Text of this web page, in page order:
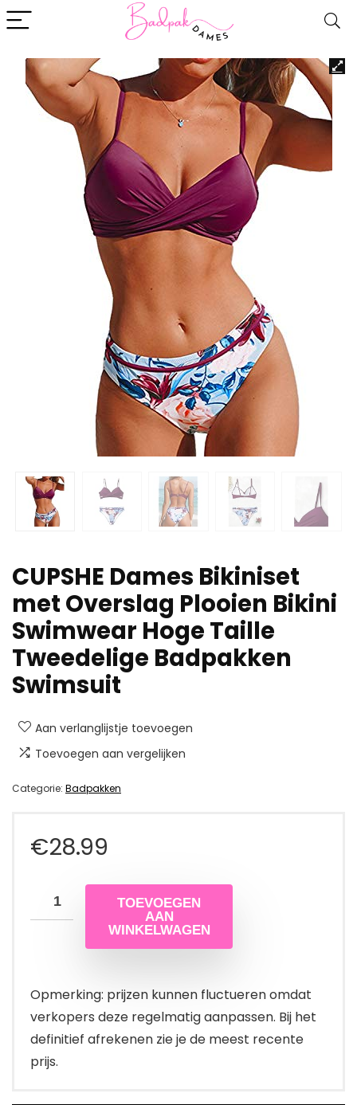
CUPSHE Dames Bikiniset
met Overslag Plooien Bikini
Swimwear Hoge Taille
Tweedelige Badpakken
Swimsuit
Aan verlanglijstje toevoegen
Toevoegen aan vergelijken
Categorie: Badpakken
€28.99
TOEVOEGEN
AAN
WINKELWAGEN
Opmerking: prijzen kunnen fluctueren omdat
verkopers deze regelmatig aanpassen. Bij het
definitief afrekenen zie je de meest recente
prijs.